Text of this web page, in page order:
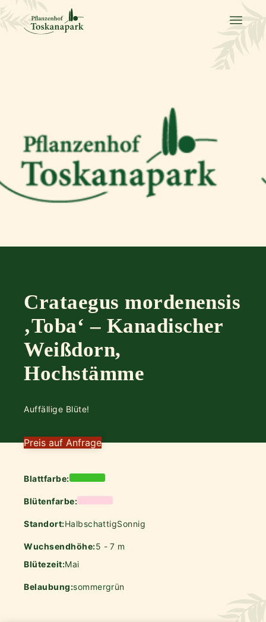
Crataegus mordenensis
‚Toba‘ – Kanadischer
Weißdorn,
Hochstämme
Auffällige Blüte!
Preis auf Anfrage
Blattfarbe:
Blütenfarbe:
Standort:HalbschattigSonnig
Wuchsendhöhe:5 - 7 m
Blütezeit:Mai
Belaubung:sommergrün